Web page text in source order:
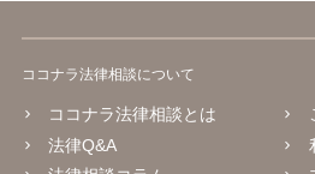
ココナラ法律相談について
ココナラ法律相談とは
法律Q&A